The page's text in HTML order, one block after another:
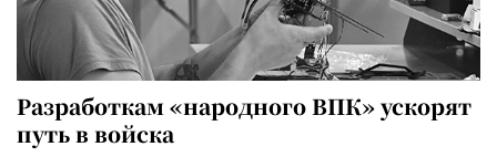
Разработкам «народного ВПК» ускорят
путь в войска